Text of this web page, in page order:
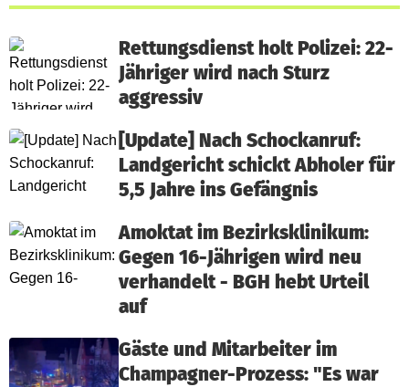
Rettungsdienst holt Polizei: 22-
Jähriger wird nach Sturz
aggressiv
[Update] Nach Schockanruf:
Landgericht schickt Abholer für
5,5 Jahre ins Gefängnis
Amoktat im Bezirksklinikum:
Gegen 16-Jährigen wird neu
verhandelt - BGH hebt Urteil
auf
Gäste und Mitarbeiter im
Champagner-Prozess: "Es war